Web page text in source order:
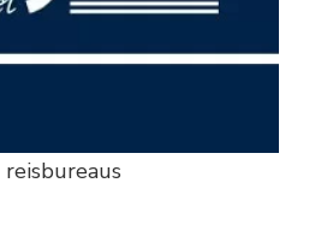
reisbureaus